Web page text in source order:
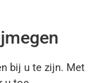
bij u te zijn. Met